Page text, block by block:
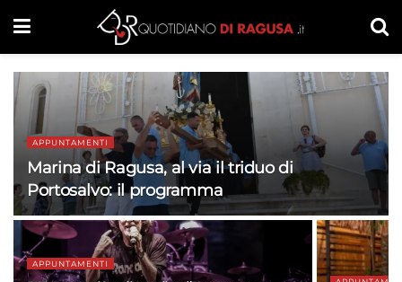
APPUNTAMENTI
Marina di Ragusa, al via il triduo di
Portosalvo: il programma
APPUNTAMENTI